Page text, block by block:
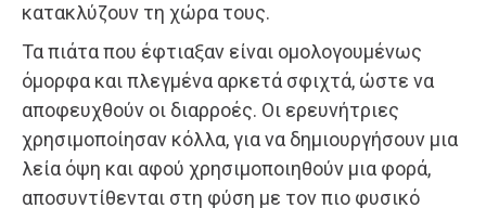
κατακλύζουν τη χώρα τους.
Τα πιάτα που έφτιαξαν είναι ομολογουμένως
όμορφα και πλεγμένα αρκετά σφιχτά, ώστε να
αποφευχθούν οι διαρροές. Οι ερευνήτριες
χρησιμοποίησαν κόλλα, για να δημιουργήσουν μια
λεία όψη και αφού χρησιμοποιηθούν μια φορά,
αποσυντίθενται στη φύση με τον πιο φυσικό